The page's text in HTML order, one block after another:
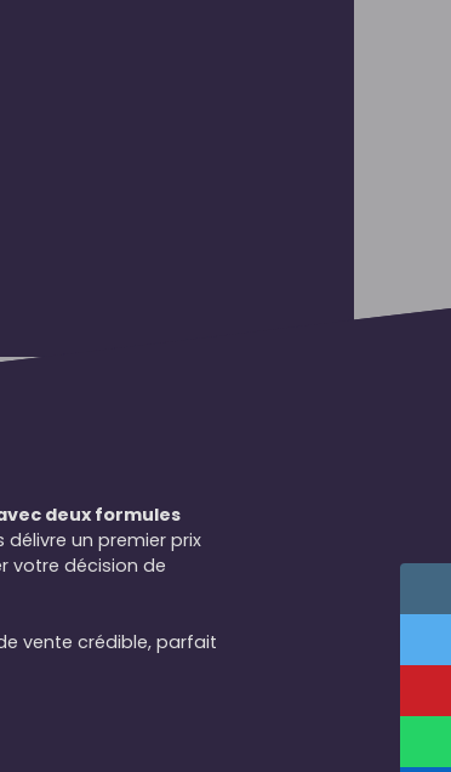
deux formules
un premier prix
votre décision de
vente crédible, parfait